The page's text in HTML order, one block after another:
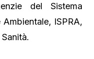
del Sistema
ISPRA,